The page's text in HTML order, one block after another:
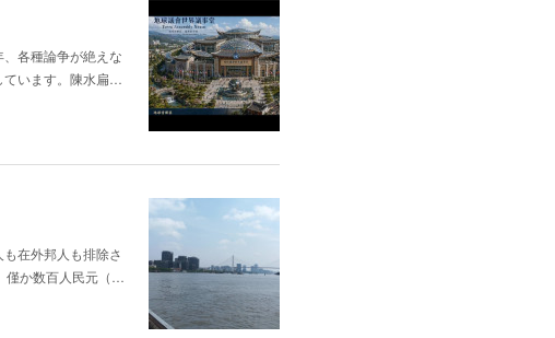
各種論争が絶えな
ています。陳水扁…
在外邦人も排除さ
僅か数百人民元（…